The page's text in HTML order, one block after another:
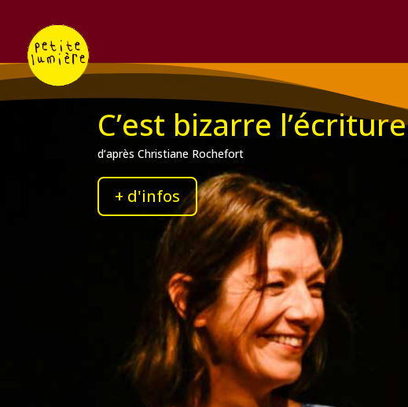
C’est bizarre l’écriture
d’après Christiane Rochefort
+ d'infos